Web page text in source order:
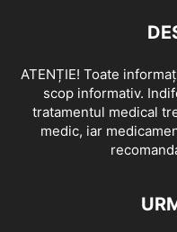
ATENȚIE! Toate
scop informativ.
tratamentul medical
medic, iar